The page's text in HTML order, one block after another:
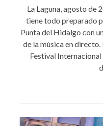
La Laguna, agosto de
tiene todo preparado
Punta del Hidalgo con
de la música en
Festival